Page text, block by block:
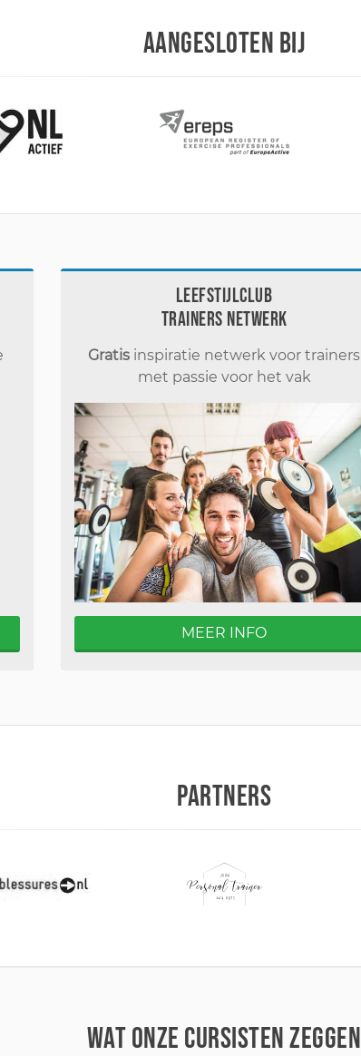
AANGESLOTEN BIJ
Leefstijlclub
Trainers Netwerk
Gratis inspiratie netwerk voor trainers
met passie voor het vak
MEER INFO
PARTNERS
WAT ONZE CURSISTEN ZEGGEN